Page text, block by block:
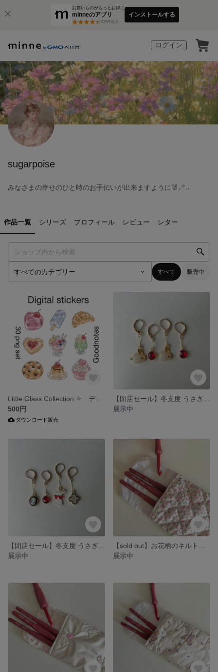
お買いものがもっとお得に
minneのアプリ
3万件以上
インストールする
ログイン
sugarpoise
みなさまの幸せのひと時のお手伝いが出来ますように🐰⸝꙳.‎˖
作品一覧 シリーズ プロフィール レビュー レター
すべて 販売中
500円
ダウンロード販売
展示中
展示中
展示中